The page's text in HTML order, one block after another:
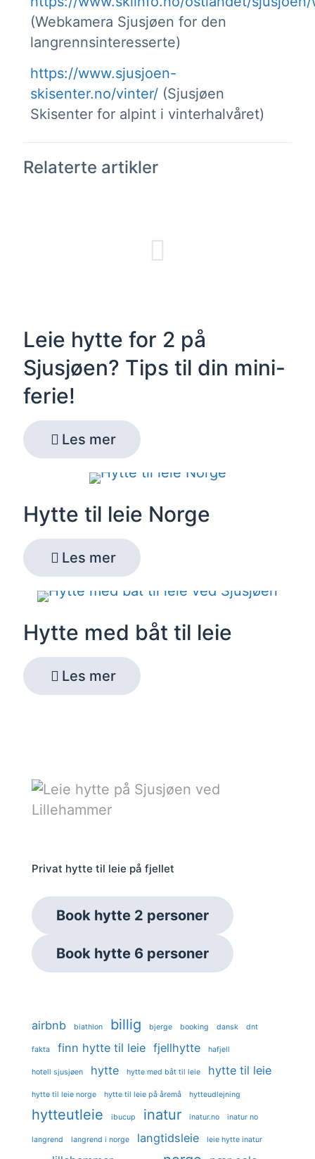
(Webkamera Sjusjøen for den
langrennsinteresserte)
https://www.sjusjoen-
skisenter.no/vinter/ (Sjusjøen
Skisenter for alpint i vinterhalvåret)
Relaterte artikler
Leie hytte for 2 på
Sjusjøen? Tips til din mini-
ferie!
Les mer
Hytte til leie Norge
Les mer
Hytte med båt til leie
Les mer
Privat hytte til leie på fjellet
Book hytte 2 personer
Book hytte 6 personer
airbnb biathlon billig bjerge booking dansk dnt
fakta finn hytte til leie fjellhytte hafjell
hotell sjusjøen hytte hytte med båt til leie hytte til leie
hytte til leie norge hytte til leie på åremå hytteudlejning
hytteutleie ibucup inatur inatur.no inatur no
langrend langrend i norge langtidsleie leie hytte inatur